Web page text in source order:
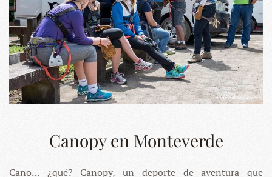
Canopy en Monteverde
Cano… ¿qué? Canopy, un deporte de aventura que